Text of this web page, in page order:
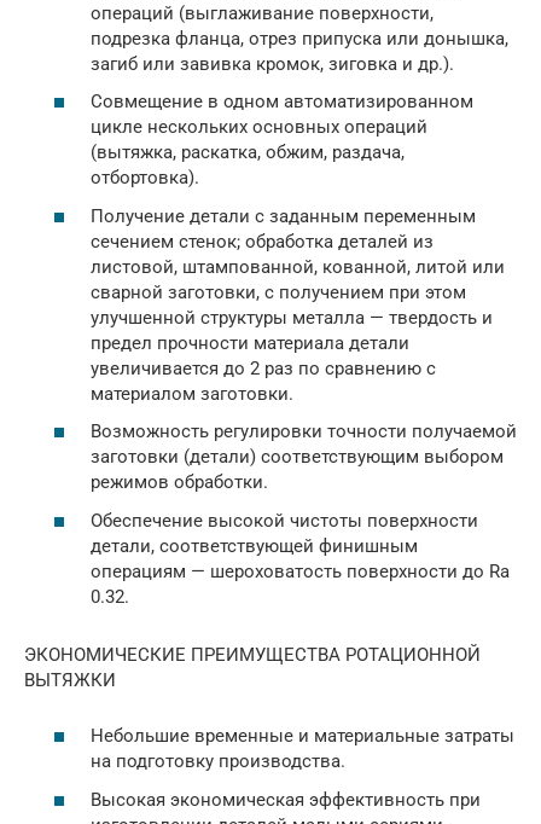
операций (выглаживание поверхности,
подрезка фланца, отрез припуска или донышка,
загиб или завивка кромок, зиговка и др.).
Совмещение в одном автоматизированном
цикле нескольких основных операций
(вытяжка, раскатка, обжим, раздача,
отбортовка).
Получение детали с заданным переменным
сечением стенок; обработка деталей из
листовой, штампованной, кованной, литой или
сварной заготовки, с получением при этом
улучшенной структуры металла — твердость и
предел прочности материала детали
увеличивается до 2 раз по сравнению с
материалом заготовки.
Возможность регулировки точности получаемой
заготовки (детали) соответствующим выбором
режимов обработки.
Обеспечение высокой чистоты поверхности
детали, соответствующей финишным
операциям — шероховатость поверхности до Ra
0.32.
ЭКОНОМИЧЕСКИЕ ПРЕИМУЩЕСТВА РОТАЦИОННОЙ
ВЫТЯЖКИ
Небольшие временные и материальные затраты
на подготовку производства.
Высокая экономическая эффективность при